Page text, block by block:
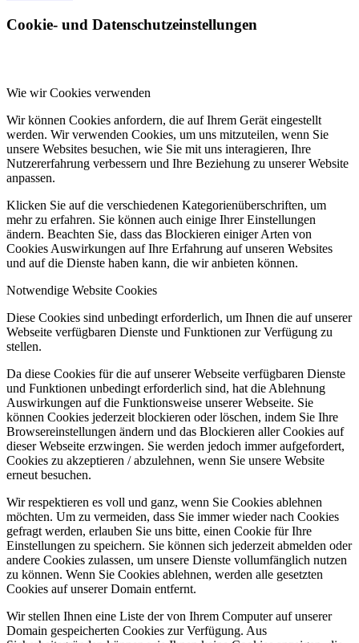
Cookie- und Datenschutzeinstellungen
Wie wir Cookies verwenden
Wir können Cookies anfordern, die auf Ihrem Gerät eingestellt
werden. Wir verwenden Cookies, um uns mitzuteilen, wenn Sie
unsere Websites besuchen, wie Sie mit uns interagieren, Ihre
Nutzererfahrung verbessern und Ihre Beziehung zu unserer Website
anpassen.
Klicken Sie auf die verschiedenen Kategorienüberschriften, um
mehr zu erfahren. Sie können auch einige Ihrer Einstellungen
ändern. Beachten Sie, dass das Blockieren einiger Arten von
Cookies Auswirkungen auf Ihre Erfahrung auf unseren Websites
und auf die Dienste haben kann, die wir anbieten können.
Notwendige Website Cookies
Diese Cookies sind unbedingt erforderlich, um Ihnen die auf unserer
Webseite verfügbaren Dienste und Funktionen zur Verfügung zu
stellen.
Da diese Cookies für die auf unserer Webseite verfügbaren Dienste
und Funktionen unbedingt erforderlich sind, hat die Ablehnung
Auswirkungen auf die Funktionsweise unserer Webseite. Sie
können Cookies jederzeit blockieren oder löschen, indem Sie Ihre
Browsereinstellungen ändern und das Blockieren aller Cookies auf
dieser Webseite erzwingen. Sie werden jedoch immer aufgefordert,
Cookies zu akzeptieren / abzulehnen, wenn Sie unsere Website
erneut besuchen.
Wir respektieren es voll und ganz, wenn Sie Cookies ablehnen
möchten. Um zu vermeiden, dass Sie immer wieder nach Cookies
gefragt werden, erlauben Sie uns bitte, einen Cookie für Ihre
Einstellungen zu speichern. Sie können sich jederzeit abmelden oder
andere Cookies zulassen, um unsere Dienste vollumfänglich nutzen
zu können. Wenn Sie Cookies ablehnen, werden alle gesetzten
Cookies auf unserer Domain entfernt.
Wir stellen Ihnen eine Liste der von Ihrem Computer auf unserer
Domain gespeicherten Cookies zur Verfügung. Aus